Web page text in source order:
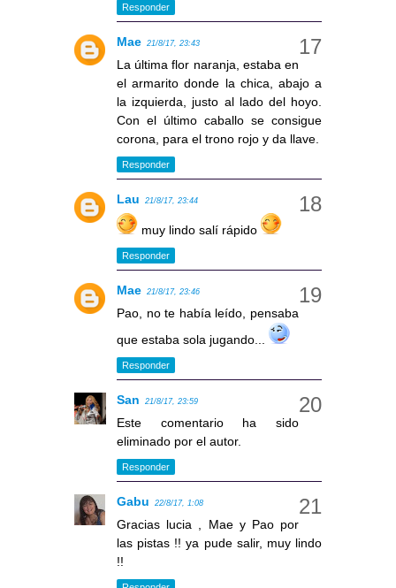
Responder
Mae 21/8/17, 23:43
La última flor naranja, estaba en
el armarito donde la chica, abajo a
la izquierda, justo al lado del hoyo.
Con el último caballo se consigue
corona, para el trono rojo y da llave.
Responder
Lau 21/8/17, 23:44
muy lindo salí rápido
Responder
Mae 21/8/17, 23:46
Pao, no te había leído, pensaba
que estaba sola jugando...
Responder
San 21/8/17, 23:59
Este comentario ha sido
eliminado por el autor.
Responder
Gabu 22/8/17, 1:08
Gracias lucia , Mae y Pao por
las pistas !! ya pude salir, muy lindo
!!